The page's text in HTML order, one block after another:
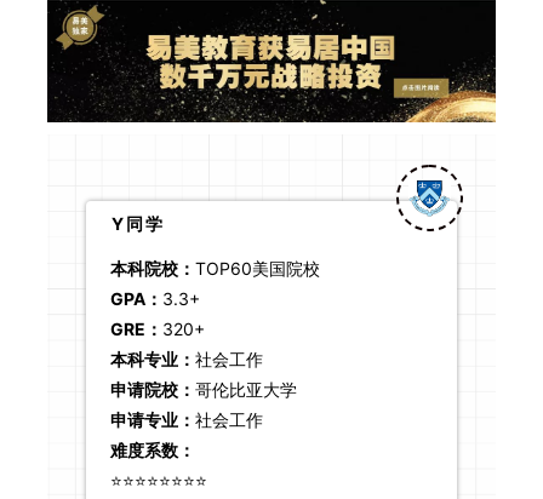
Y同学
本科院校： TOP60美国院校
GPA： 3.3+
GRE： 320+
本科专业： 社会工作
申请院校： 哥伦比亚大学
申请专业： 社会工作
难度系数：
⭐⭐⭐⭐⭐⭐⭐⭐